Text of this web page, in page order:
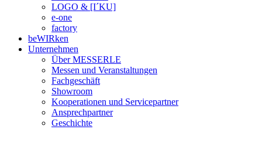
LOGO & [I´KU]
e-one
factory
beWIRken
Unternehmen
Über MESSERLE
Messen und Veranstaltungen
Fachgeschäft
Showroom
Kooperationen und Servicepartner
Ansprechpartner
Geschichte